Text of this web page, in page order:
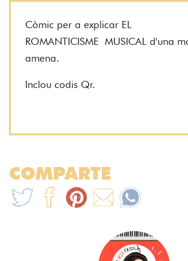
Còmic per a explicar EL
ROMANTICISME MUSICAL d'una
amena.
Inclou codis Qr.
COMPARTE